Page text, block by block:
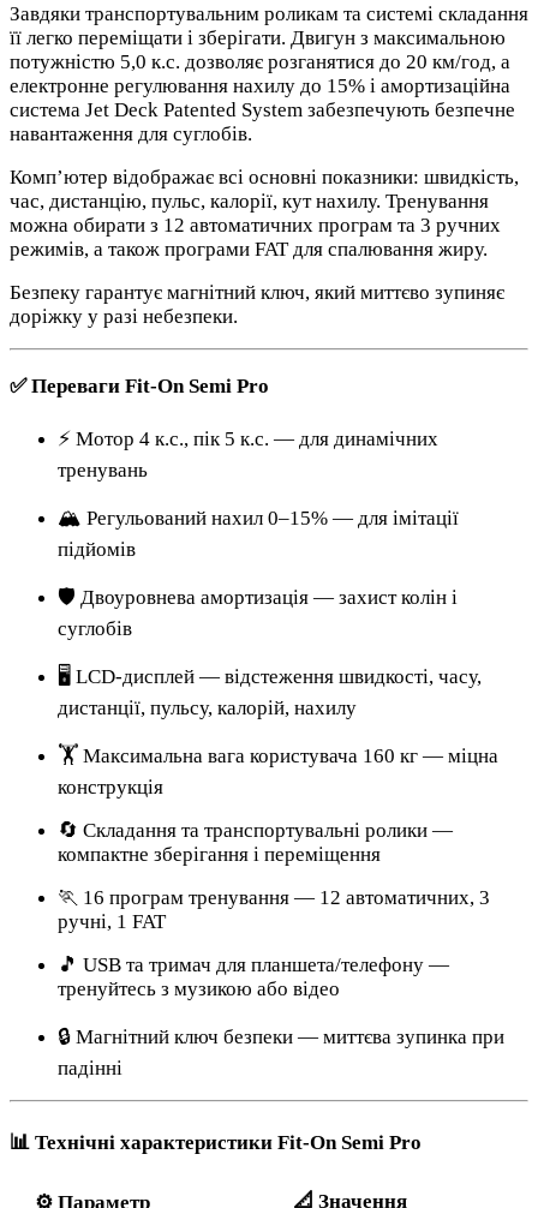
Завдяки транспортувальним роликам та системі складання
її легко переміщати і зберігати. Двигун з максимальною
потужністю 5,0 к.с. дозволяє розганятися до 20 км/год, а
електронне регулювання нахилу до 15% і амортизаційна
система Jet Deck Patented System забезпечують безпечне
навантаження для суглобів.
Комп’ютер відображає всі основні показники: швидкість,
час, дистанцію, пульс, калорії, кут нахилу. Тренування
можна обирати з 12 автоматичних програм та 3 ручних
режимів, а також програми FAT для спалювання жиру.
Безпеку гарантує магнітний ключ, який миттєво зупиняє
доріжку у разі небезпеки.
✅ Переваги Fit-On Semi Pro
⚡ Мотор 4 к.с., пік 5 к.с. — для динамічних
тренувань
🏔️ Регульований нахил 0–15% — для імітації
підйомів
🛡️ Двоуровнева амортизація — захист колін і
суглобів
🖥️ LCD-дисплей — відстеження швидкості, часу,
дистанції, пульсу, калорій, нахилу
🏋️ Максимальна вага користувача 160 кг — міцна
конструкція
🔄 Складання та транспортувальні ролики —
компактне зберігання і переміщення
🏃 16 програм тренування — 12 автоматичних, 3
ручні, 1 FAT
🎵 USB та тримач для планшета/телефону —
тренуйтесь з музикою або відео
🔒 Магнітний ключ безпеки — миттєва зупинка при
падінні
📊 Технічні характеристики Fit-On Semi Pro
⚙️ Параметр
📐 Значення